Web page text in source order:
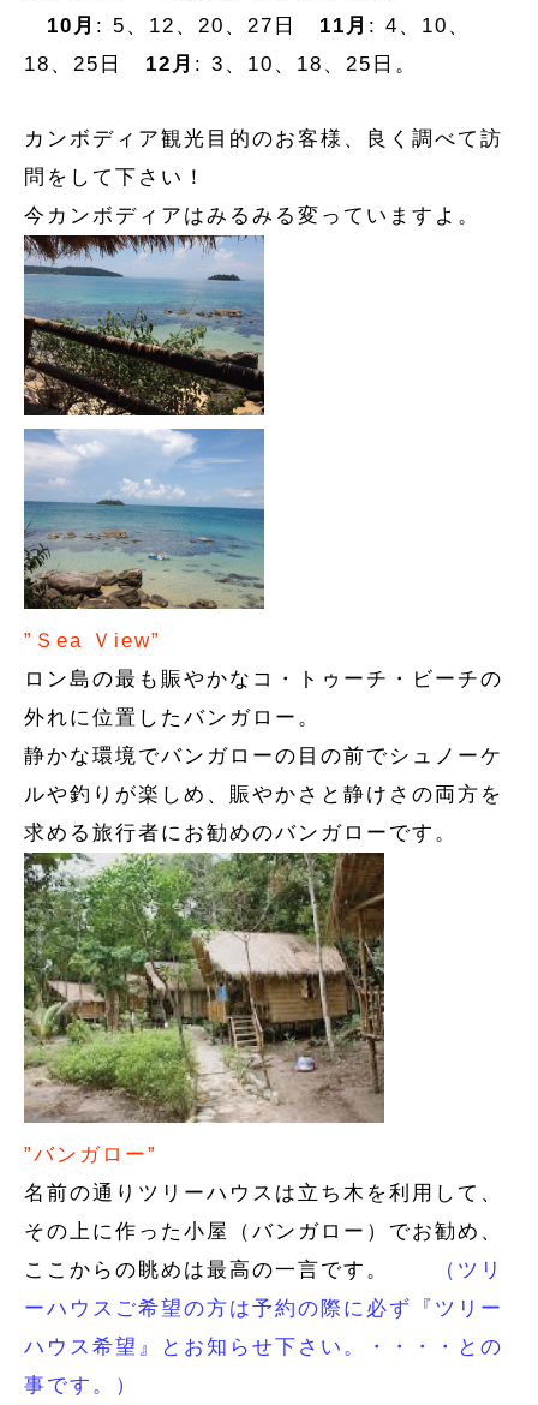
10月 : 5、12、20、27日 11月 : 4、10、
18、25日 12月 : 3、10、18、25日。
カンボディア観光目的のお客様、良く調べて訪
問をして下さい！
今カンボディアはみるみる変っていますよ。
”Ｓea Ｖiew”
ロン島の最も賑やかなコ・トゥーチ・ビーチの
外れに位置したバンガロー。
静かな環境でバンガローの目の前でシュノーケ
ルや釣りが楽しめ、賑やかさと静けさの両方を
求める旅行者にお勧めのバンガローです。
”バンガロー”
名前の通りツリーハウスは立ち木を利用して、
その上に作った小屋（バンガロー）でお勧め、
ここからの眺めは最高の一言です。
（ツリ
ーハウスご希望の方は予約の際に必ず『ツリー
ハウス希望』とお知らせ下さい。・・・・との
事です。）